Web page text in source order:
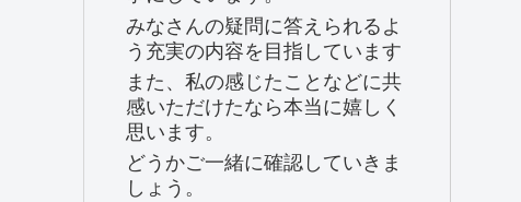
みなさんの疑問に答えられるよ
う充実の内容を目指しています
また、私の感じたことなどに共
感いただけたなら本当に嬉しく
思います。
どうかご一緒に確認していきま
しょう。